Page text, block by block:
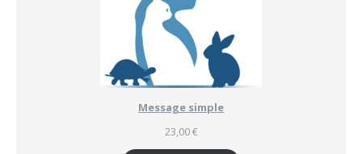
Message simple
23,00€